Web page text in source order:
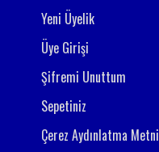
Yeni Üyelik
Üye Girişi
Şifremi Unuttum
Sepetiniz
Çerez Aydınlatma Metni